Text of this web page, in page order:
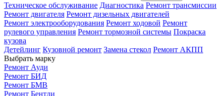
Техническое обслуживание Диагностика Ремонт трансмиссии
Ремонт двигателя Ремонт дизельных двигателей
Ремонт электрооборудования Ремонт ходовой Ремонт
рулевого управления Ремонт тормозной системы Покраска
кузова
Детейлинг Кузовной ремонт Замена стекол Ремонт АКПП
Выбрать марку
Ремонт Ауди
Ремонт БИД
Ремонт БМВ
Ремонт Бентли